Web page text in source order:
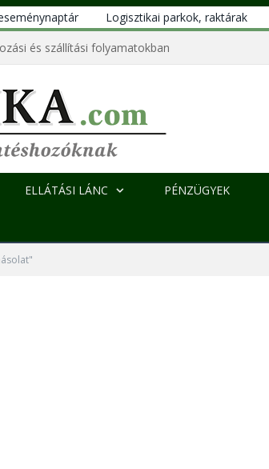
Logisztikai parkok, raktárak
és szállítási folyamatokban
ELLÁTÁSI LÁNC PÉNZÜGYEK